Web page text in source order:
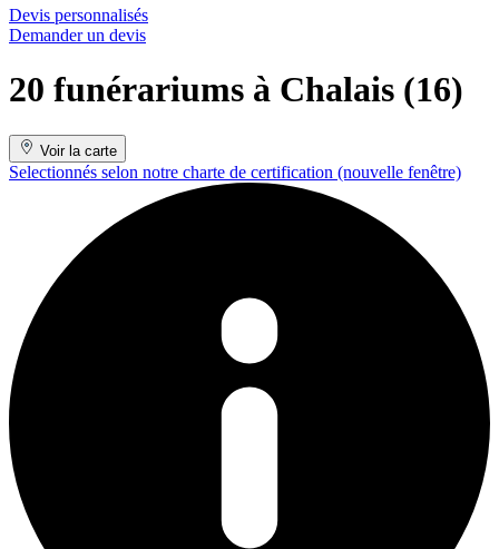
Devis personnalisés
Demander un devis
20 funérariums à Chalais (16)
Voir la carte
Selectionnés selon notre charte de certification (nouvelle fenêtre)